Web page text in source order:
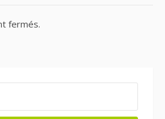
fermés.